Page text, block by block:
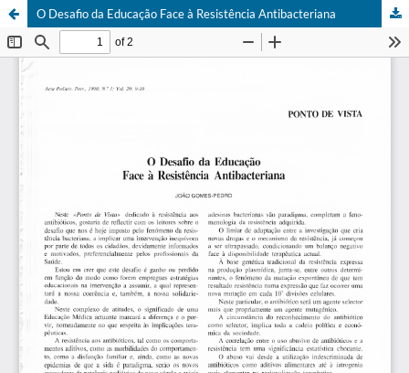
O Desafio da Educação Face à Resistência Antibacteriana